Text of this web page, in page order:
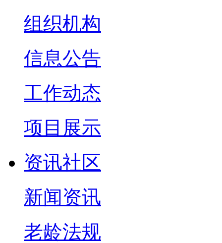
组织机构
信息公告
工作动态
项目展示
资讯社区
新闻资讯
老龄法规